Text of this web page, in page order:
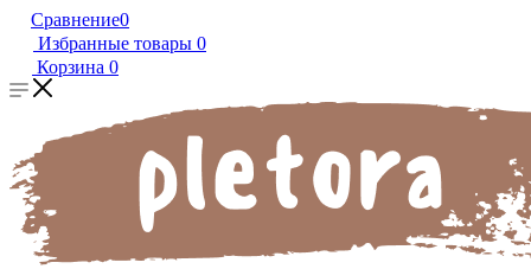
Сравнение0
Избранные товары 0
Корзина 0